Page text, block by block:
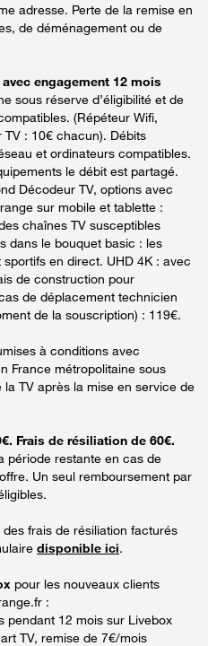
adresse. Perte de la remise en
de déménagement ou de
engagement 12 mois
sous réserve d’éligibilité et de
(Répéteur Wifi,
: 10€ chacun). Débits
et ordinateurs compatibles.
le débit est partagé.
Décodeur TV, options avec
sur mobile et tablette :
chaînes TV susceptibles
dans le bouquet basic : les
en direct. UHD 4K : avec
de construction pour
de déplacement technicien
de la souscription) : 119€.
à conditions avec
France métropolitaine sous
la TV après la mise en service de
Frais de résiliation de 60€.
période restante en cas de
Un seul remboursement par
des frais de résiliation facturés
disponible ici.
pour les nouveaux clients
:
pendant 12 mois sur Livebox
TV, remise de 7€/mois